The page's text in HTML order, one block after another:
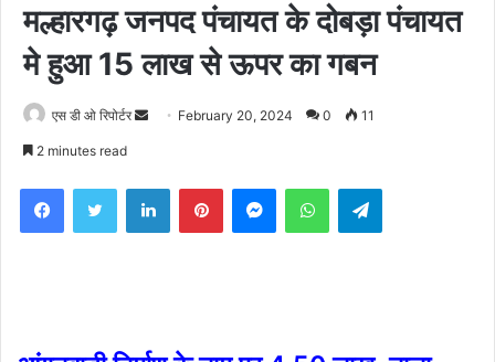
मल्हारगढ़ जनपद पंचायत के दोबड़ा पंचायत
मे हुआ 15 लाख से ऊपर का गबन
एस डी ओ रिपोर्टर
Send February 20, 2024 0 11
2 minutes read
FacebookTwitter LinkedInPinterestMessengerWhatsAppTelegram